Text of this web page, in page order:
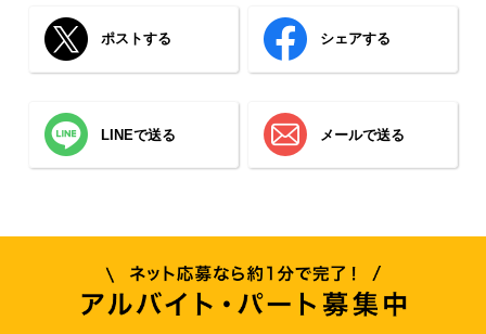
ポストする シェアする
LINEで送る メールで送る